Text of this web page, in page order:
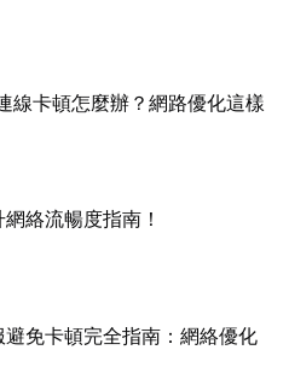
線卡頓怎麼辦？網路優化這樣
絡流暢度指南！
免卡頓完全指南：網絡優化